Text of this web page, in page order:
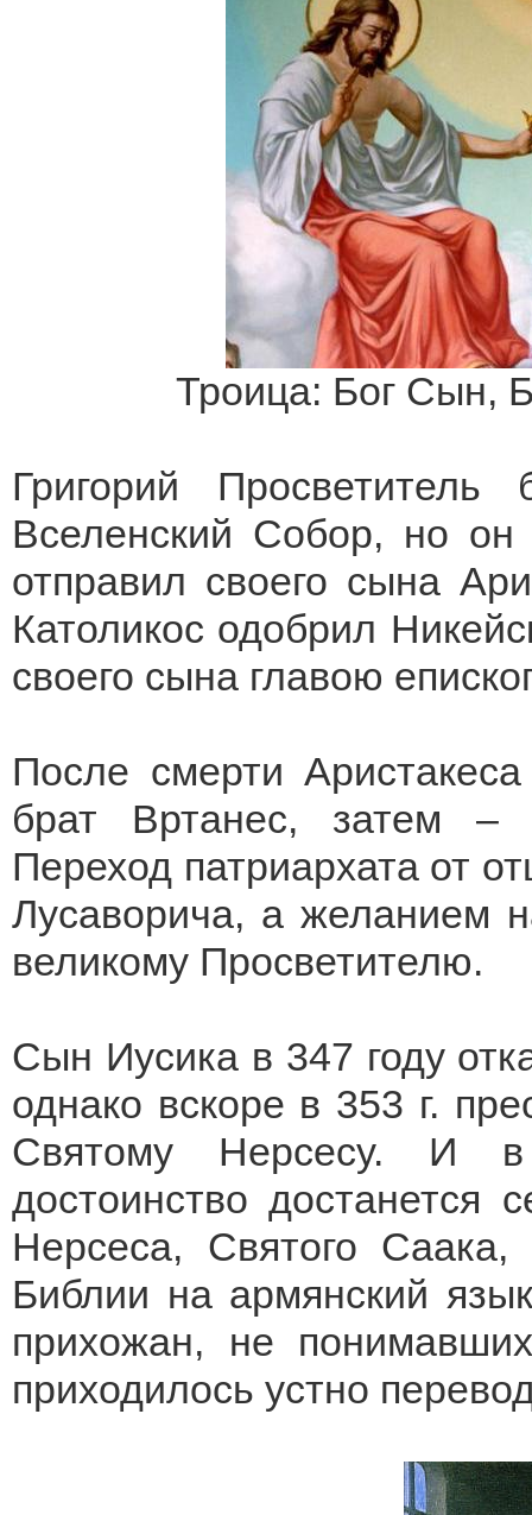
Троица: Бог Сын,
Григорий
Вселенский Собор, но
отправил своего сына
Католикос одобрил
своего сына главою
После смерти
брат Вртанес, затем –
Переход патриархата от
Лусаворича, а желанием
великому Просветителю.
Сын Иусика в 347 году
однако вскоре в 353 г.
Святому Нерсесу. И в
достоинство достанется
Нерсеса, Святого
Библии на армянский
прихожан, не
приходилось устно